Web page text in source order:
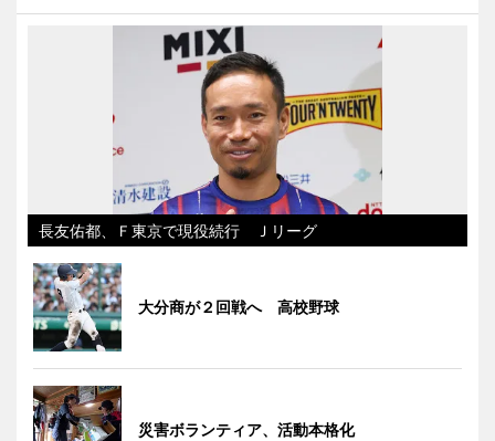
長友佑都、Ｆ東京で現役続行 Ｊリーグ
大分商が２回戦へ 高校野球
災害ボランティア、活動本格化